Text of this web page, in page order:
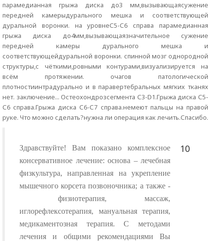
парамедианная грыжа диска до3 мм,вызывающаясужение
передней камерыдурального мешка и соответствующей
дуральной воронки. на уровнеС5-С6 справа парамедианная
грыжа диска до4мм,вызывающаязначительное сужение
передней камеры дурального мешка и
соответствующейдуральной воронки. спинной мозг однородной
структуры,с чёткими,ровными контурами,визуализируется на
всём протяжении. очагов патологической
плотностиинтрадурально и в паравертебральных мягких тканях
нет. заключение... Остеохондрозсегмента С3-D1.Грыжа диска С5-
С6 справа.Грыжа диска С6-С7 справа.немеют пальцы на правой
руке. Что можно сделать?нужна ли операция как лечить.Спасибо.
Здравствуйте! Вам показано комплексное
консервативное лечение: основа – лечебная
физкультура, направленная на укрепление
мышечного корсета позвоночника; а также -
физиотерапия, массаж,
иглорефлексотерапия, мануальная терапия,
медикаментозная терапия. С методами
лечения и общими рекомендациями Вы
10